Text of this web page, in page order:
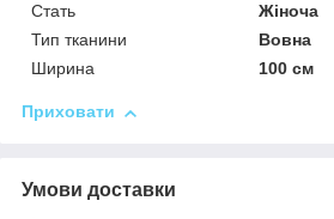
Стать
Жіноча
Тип тканини
Вовна
Ширина
100 см
Приховати
Умови доставки